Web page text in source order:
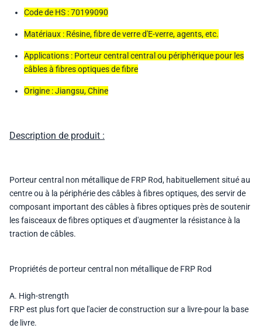
Code de HS : 70199090
Matériaux : Résine, fibre de verre d'E-verre, agents, etc.
Applications : Porteur central central ou périphérique pour les
câbles à fibres optiques de fibre
Origine : Jiangsu, Chine
Description de produit :
Porteur central non métallique de FRP Rod, habituellement situé au
centre ou à la périphérie des câbles à fibres optiques, des servir de
composant important des câbles à fibres optiques près de soutenir
les faisceaux de fibres optiques et d'augmenter la résistance à la
traction de câbles.
Propriétés de porteur central non métallique de FRP Rod
A. High-strength
FRP est plus fort que l'acier de construction sur a livre-pour la base
de livre.